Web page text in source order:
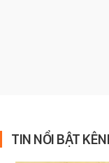
TIN NỔI BẬT